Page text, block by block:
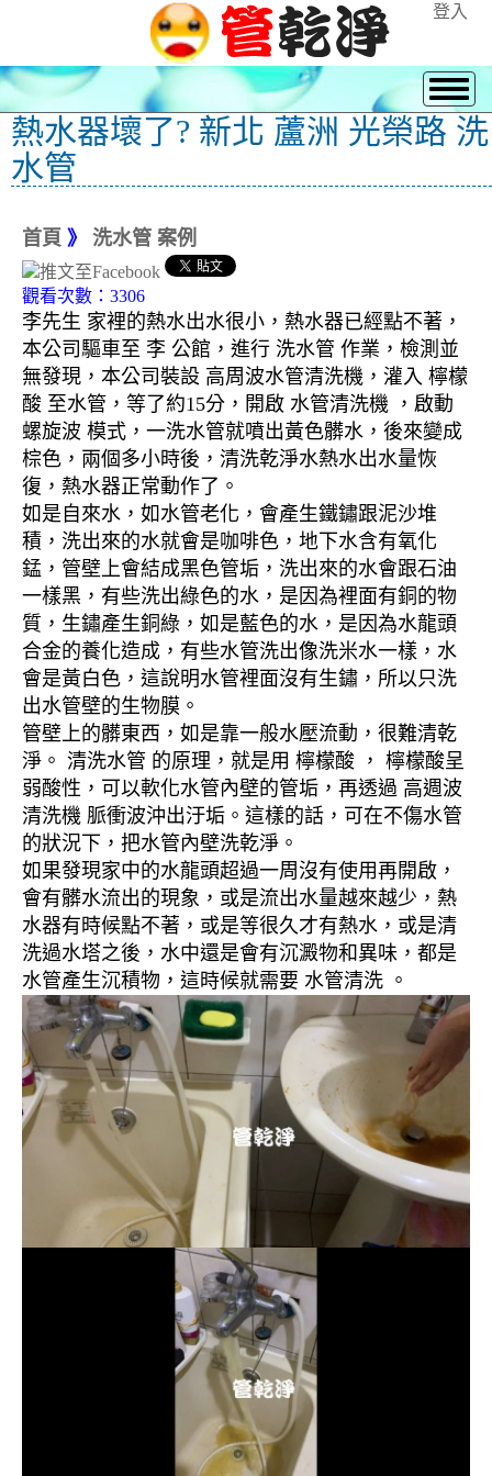
登入
熱水器壞了? 新北 蘆洲 光榮路 洗
水管
首頁 》 洗水管 案例
觀看次數：3306
李先生 家裡的熱水出水很小，熱水器已經點不著，
本公司驅車至 李 公館，進行 洗水管 作業，檢測並
無發現，本公司裝設 高周波水管清洗機，灌入 檸檬
酸 至水管，等了約15分，開啟 水管清洗機 ，啟動
螺旋波 模式，一洗水管就噴出黃色髒水，後來變成
棕色，兩個多小時後，清洗乾淨水熱水出水量恢
復，熱水器正常動作了。
如是自來水，如水管老化，會產生鐵鏽跟泥沙堆
積，洗出來的水就會是咖啡色，地下水含有氧化
錳，管壁上會結成黑色管垢，洗出來的水會跟石油
一樣黑，有些洗出綠色的水，是因為裡面有銅的物
質，生鏽產生銅綠，如是藍色的水，是因為水龍頭
合金的養化造成，有些水管洗出像洗米水一樣，水
會是黃白色，這說明水管裡面沒有生鏽，所以只洗
出水管壁的生物膜。
管壁上的髒東西，如是靠一般水壓流動，很難清乾
淨。 清洗水管 的原理，就是用 檸檬酸 ， 檸檬酸呈
弱酸性，可以軟化水管內壁的管垢，再透過 高週波
清洗機 脈衝波沖出汙垢。這樣的話，可在不傷水管
的狀況下，把水管內壁洗乾淨。
如果發現家中的水龍頭超過一周沒有使用再開啟，
會有髒水流出的現象，或是流出水量越來越少，熱
水器有時候點不著，或是等很久才有熱水，或是清
洗過水塔之後，水中還是會有沉澱物和異味，都是
水管產生沉積物，這時候就需要 水管清洗 。